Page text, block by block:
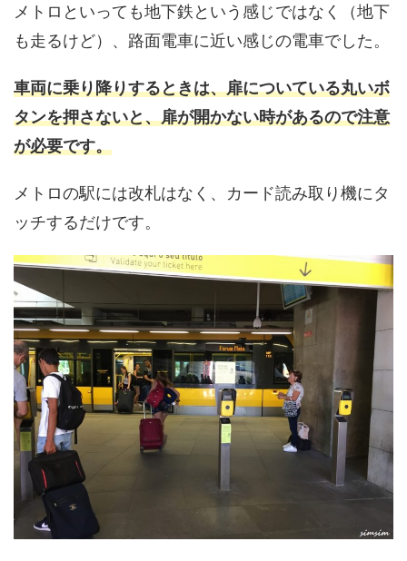
メトロといっても地下鉄という感じではなく（地下
も走るけど）、路面電車に近い感じの電車でした。
車両に乗り降りするときは、扉についている丸いボ
タンを押さないと、扉が開かない時があるので注意
が必要です。
メトロの駅には改札はなく、カード読み取り機にタ
ッチするだけです。